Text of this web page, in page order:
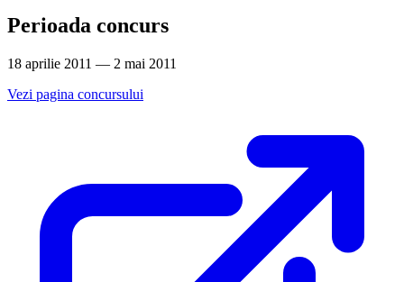
Perioada concurs
18 aprilie 2011 — 2 mai 2011
Vezi pagina concursului